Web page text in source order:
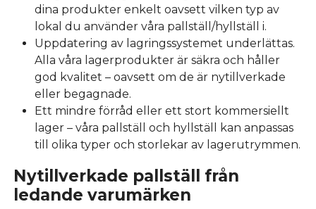
dina produkter enkelt oavsett vilken typ av
lokal du använder våra pallställ/hyllställ i.
Uppdatering av lagringssystemet underlättas.
Alla våra lagerprodukter är säkra och håller
god kvalitet – oavsett om de är nytillverkade
eller begagnade.
Ett mindre förråd eller ett stort kommersiellt
lager – våra pallställ och hyllställ kan anpassas
till olika typer och storlekar av lagerutrymmen.
Nytillverkade pallställ från
ledande varumärken